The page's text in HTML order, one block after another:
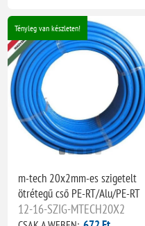
Tényleg van készleten!
m-tech 20x2mm-es szigetelt
ötrétegű cső PE-RT/Alu/PE-RT
12-16-SZIG-MTECH20X2